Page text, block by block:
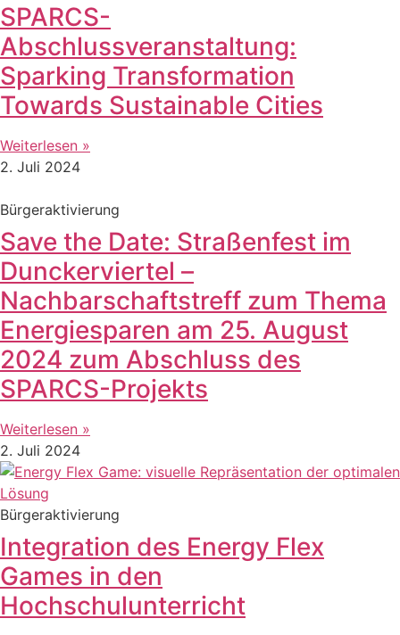
SPARCS-
Abschlussveranstaltung:
Sparking Transformation
Towards Sustainable Cities
Weiterlesen »
2. Juli 2024
Bürgeraktivierung
Save the Date: Straßenfest im
Dunckerviertel –
Nachbarschaftstreff zum Thema
Energiesparen am 25. August
2024 zum Abschluss des
SPARCS-Projekts
Weiterlesen »
2. Juli 2024
Bürgeraktivierung
Integration des Energy Flex
Games in den
Hochschulunterricht